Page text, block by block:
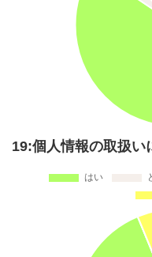
19:個人情報の取扱い